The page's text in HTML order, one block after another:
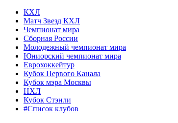
КХЛ
Матч Звезд КХЛ
Чемпионат мира
Сборная России
Молодежный чемпионат мира
Юниорский чемпионат мира
Еврохоккейтур
Кубок Первого Канала
Кубок мэра Москвы
НХЛ
Кубок Стэнли
#Список клубов